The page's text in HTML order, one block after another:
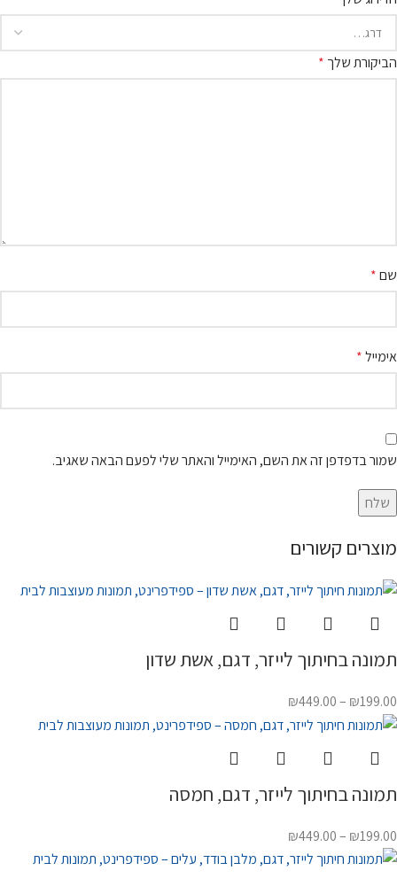
הביקורת שלך *
שם*
אימייל*
שמור בדפדפן זה את השם, האימייל והאתר שלי לפעם הבאה שאגיב.
מוצרים קשורים
תמונה בחיתוך לייזר, דגם, אשת שדון
₪199.00
–
₪449.00
תמונה בחיתוך לייזר, דגם, חמסה
₪199.00
–
₪449.00